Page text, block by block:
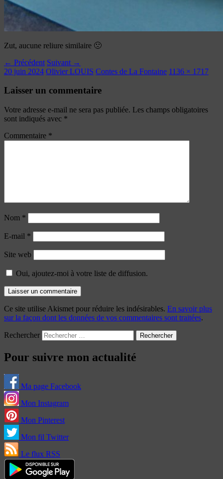
Zut, aucune reliure similaire 🙁
← Précédent Suivant →
20 juin 2024 Olivier LOUIS Contes de La Fontaine 1136 × 1717
Laisser un commentaire
Votre adresse e-mail ne sera pas publiée. Les champs obligatoires
sont indiqués avec *
Commentaire *
Nom *
E-mail *
Site web
Oui, ajoutez-moi à votre liste de diffusion.
Ce site utilise Akismet pour réduire les indésirables. En savoir plus
sur la façon dont les données de vos commentaires sont traitées.
Rechercher
Pour suivre mon actualité
Ma page Facebook
Mon Instagram
Mon Pinterest
Mon fil Twitter
Le flux RSS